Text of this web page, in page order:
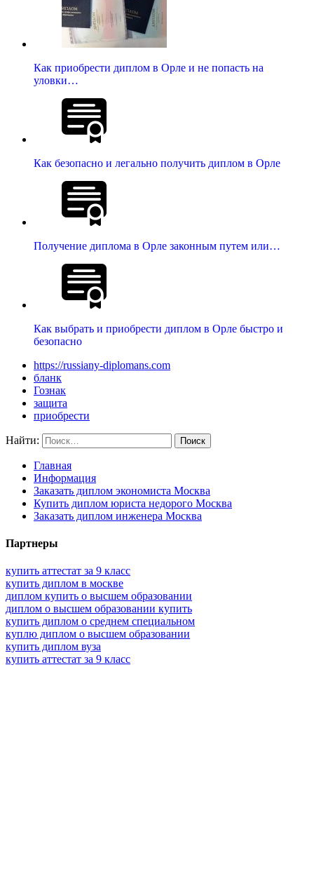
Как приобрести диплом в Орле и не попасть на
уловки…
Как безопасно и легально получить диплом в Орле
Получение диплома в Орле законным путем или…
Как выбрать и приобрести диплом в Орле быстро и
безопасно
https://russiany-diplomans.com
бланк
Гознак
защита
приобрести
Найти:
Главная
Информация
Заказать диплом экономиста Москва
Купить диплом юриста недорого Москва
Заказать диплом инженера Москва
Партнеры
купить аттестат за 9 класс
купить диплом в москве
диплом купить о высшем образовании
диплом о высшем образовании купить
купить диплом о среднем специальном
куплю диплом о высшем образовании
купить диплом вуза
купить аттестат за 9 класс